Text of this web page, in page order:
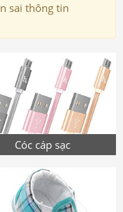
sai thông tin
Cóc cáp sạc